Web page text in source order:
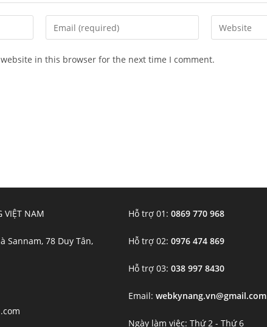
Enter
your
Enter
your
in this browser for the next time I comment.
VIỆT NAM
Sannam, 78 Duy Tân,
Hỗ trợ 01:0869 770 968
Hỗ trợ 02:0976 474 869
Hỗ trợ 03:038 997 8430
Email:webkynang.vn@gmail.com
Ngày làm việc: Thứ 2 - Thứ 6